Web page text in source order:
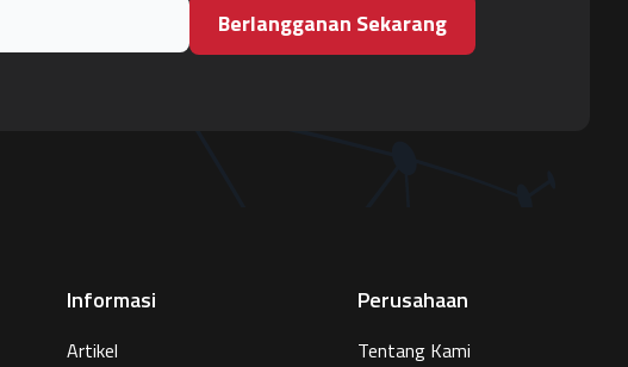
Berlangganan Sekarang
Informasi
Artikel
Perusahaan
Tentang Kami